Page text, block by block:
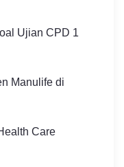
Ujian CPD 1
Manulife di
Care